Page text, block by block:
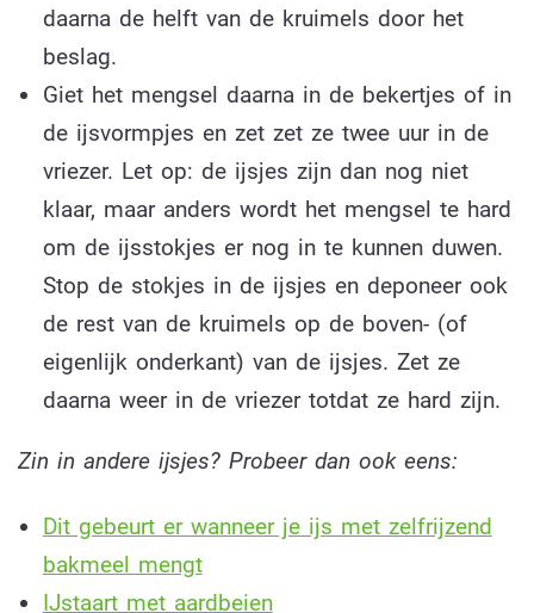
daarna de helft van de kruimels door het
beslag.
Giet het mengsel daarna in de bekertjes of in
de ijsvormpjes en zet zet ze twee uur in de
vriezer. Let op: de ijsjes zijn dan nog niet
klaar, maar anders wordt het mengsel te hard
om de ijsstokjes er nog in te kunnen duwen.
Stop de stokjes in de ijsjes en deponeer ook
de rest van de kruimels op de boven- (of
eigenlijk onderkant) van de ijsjes. Zet ze
daarna weer in de vriezer totdat ze hard zijn.
Zin in andere ijsjes? Probeer dan ook eens:
Dit gebeurt er wanneer je ijs met zelfrijzend
bakmeel mengt
IJstaart met aardbeien